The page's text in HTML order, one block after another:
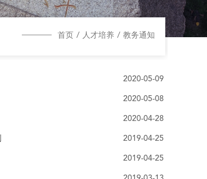
首页 / 人才培养 / 教务通知
2020-05-09
2020-05-08
2020-04-28
2019-04-25
2019-04-25